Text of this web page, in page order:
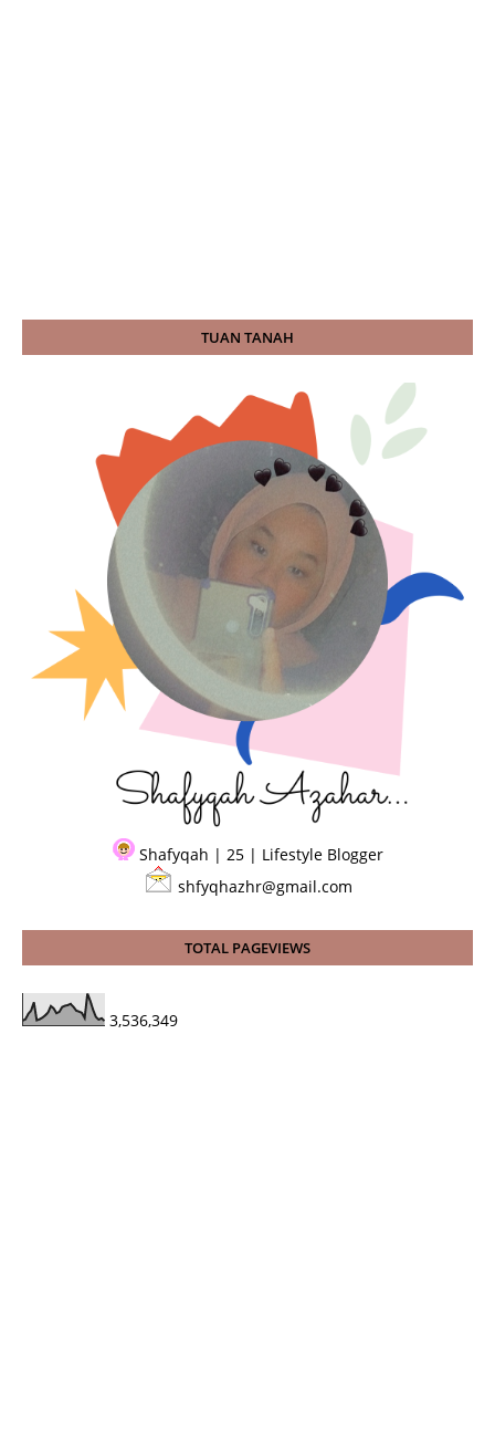
TUAN TANAH
Shafyqah | 25 | Lifestyle Blogger
shfyqhazhr@gmail.com
TOTAL PAGEVIEWS
3,536,349